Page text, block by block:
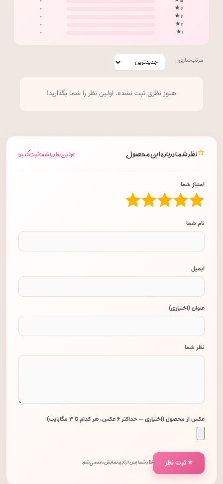
۴ ★
۰
۳ ★
۰
۲ ★
۰
۱ ★
۰
مرتب‌سازی:
هنوز نظری ثبت نشده. اولین نظر را شما بگذارید!
⭐نظر شما درباره این محصول اولین نظر را شما ثبت کنید!
امتیاز شما
نام شما
ایمیل
عنوان (اختیاری)
نظر شما
عکس از محصول (اختیاری — حداکثر ۶ عکس، هر کدام تا ۳ مگابایت)
⭐ ثبت نظر نظر شما پس از تأیید نمایش داده می‌شود.